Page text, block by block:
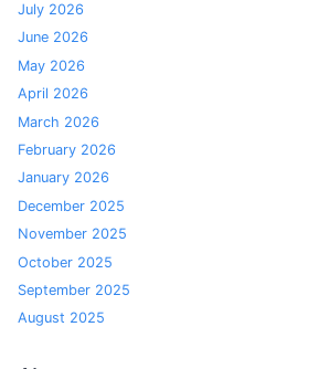
July 2026
June 2026
May 2026
April 2026
March 2026
February 2026
January 2026
December 2025
November 2025
October 2025
September 2025
August 2025